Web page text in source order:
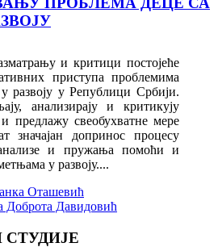
и критици постојеће
приступа проблемима
развоју у Републици Србији.
анализирају и критикују
предлажу свеобухватне мере
значајан допринос процесу
и пружања помоћи и
у развоју....
Оташевић
Доброта Давидовић
СТУДИЈЕ